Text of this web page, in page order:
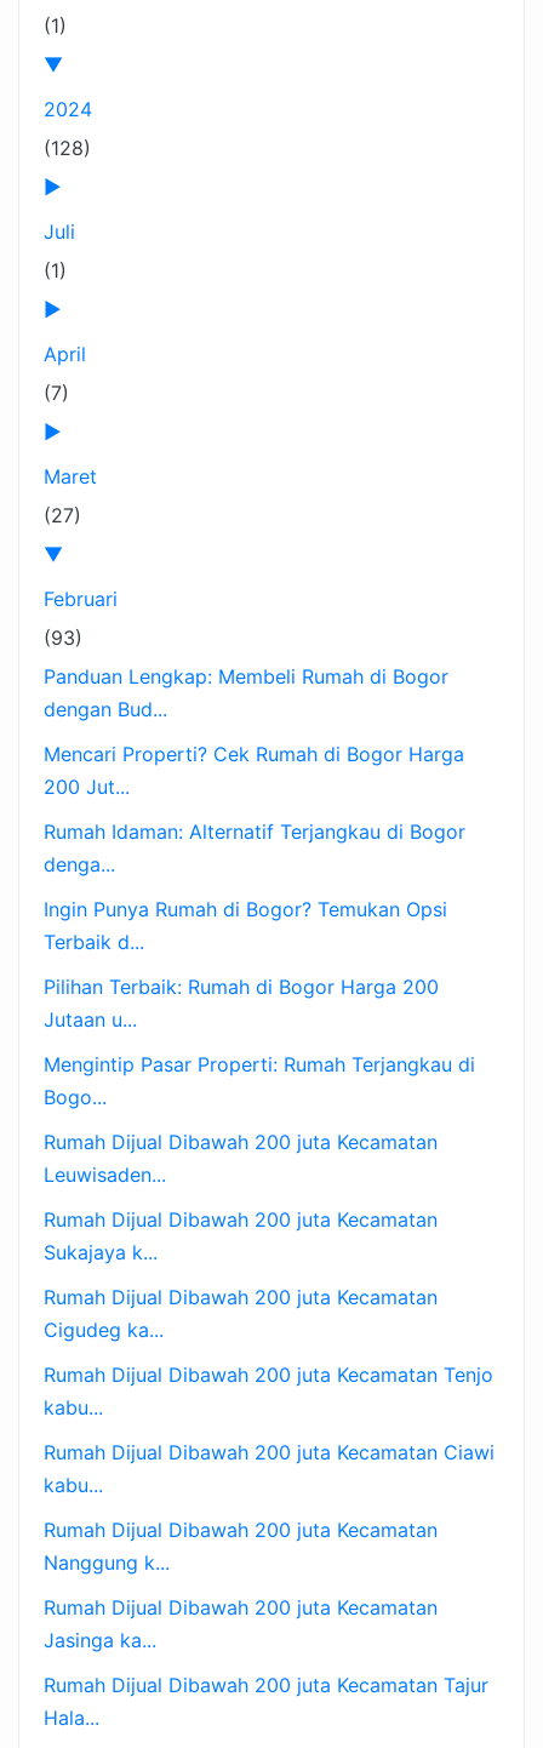
(1)
▼
2024
(128)
►
Juli
(1)
►
April
(7)
►
Maret
(27)
▼
Februari
(93)
Panduan Lengkap: Membeli Rumah di Bogor
dengan Bud...
Mencari Properti? Cek Rumah di Bogor Harga
200 Jut...
Rumah Idaman: Alternatif Terjangkau di Bogor
denga...
Ingin Punya Rumah di Bogor? Temukan Opsi
Terbaik d...
Pilihan Terbaik: Rumah di Bogor Harga 200
Jutaan u...
Mengintip Pasar Properti: Rumah Terjangkau di
Bogo...
Rumah Dijual Dibawah 200 juta Kecamatan
Leuwisaden...
Rumah Dijual Dibawah 200 juta Kecamatan
Sukajaya k...
Rumah Dijual Dibawah 200 juta Kecamatan
Cigudeg ka...
Rumah Dijual Dibawah 200 juta Kecamatan Tenjo
kabu...
Rumah Dijual Dibawah 200 juta Kecamatan Ciawi
kabu...
Rumah Dijual Dibawah 200 juta Kecamatan
Nanggung k...
Rumah Dijual Dibawah 200 juta Kecamatan
Jasinga ka...
Rumah Dijual Dibawah 200 juta Kecamatan Tajur
Hala...